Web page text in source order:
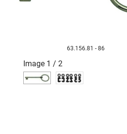
63.156.81 - 86
Image 1 / 2